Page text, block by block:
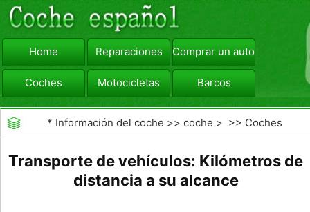
Home Reparaciones Comprar un automóvil
Coches Motocicletas Barcos
viajar Camiones
* Información del coche >>coche > >> Coches
Transporte de vehículos: Kilómetros de
distancia a su alcance